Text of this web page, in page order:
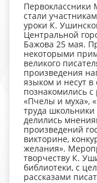
стали
уроки К.
Центральной
Бажова 25 мая.
некоторыми
великого
произведения
языком и несут в
познакомились
«Пчелы и муха»,
труда
делились
произведений
викторине,
желания».
творчеству К.
библиотеки, с
рассказами